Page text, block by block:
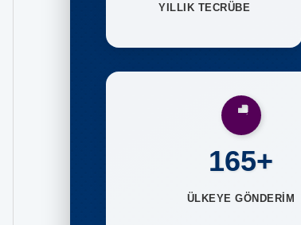
YILLIK TECRÜBE
165+
ÜLKEYE GÖNDERİM